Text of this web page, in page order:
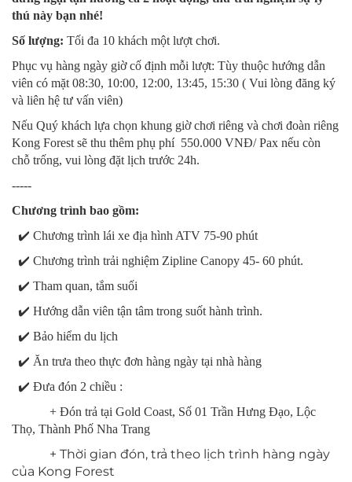
thú này bạn nhé!
Số lượng: Tối đa 10 khách một lượt chơi.
Phục vụ hàng ngày giờ cố định mỗi lượt: Tùy thuộc hướng dẫn
viên có mặt 08:30, 10:00, 12:00, 13:45, 15:30 ( Vui lòng đăng ký
và liên hệ tư vấn viên)
Nếu Quý khách lựa chọn khung giờ chơi riêng và chơi đoàn riêng
Kong Forest sẽ thu thêm phụ phí 550.000 VNĐ/ Pax nếu còn
chỗ trống, vui lòng đặt lịch trước 24h.
-----
Chương trình bao gồm:
✔️ Chương trình lái xe địa hình ATV 75-90 phút
✔️ Chương trình trải nghiệm Zipline Canopy 45- 60 phút.
✔️ Tham quan, tắm suối
✔️ Hướng dẫn viên tận tâm trong suốt hành trình.
✔️ Bảo hiểm du lịch
✔️ Ăn trưa theo thực đơn hàng ngày tại nhà hàng
✔️ Đưa đón 2 chiều :
+ Đón trả tại Gold Coast, Số 01 Trần Hưng Đạo, Lộc
Thọ, Thành Phố Nha Trang
+ Thời gian đón, trả theo lịch trình hàng ngày
của Kong Forest